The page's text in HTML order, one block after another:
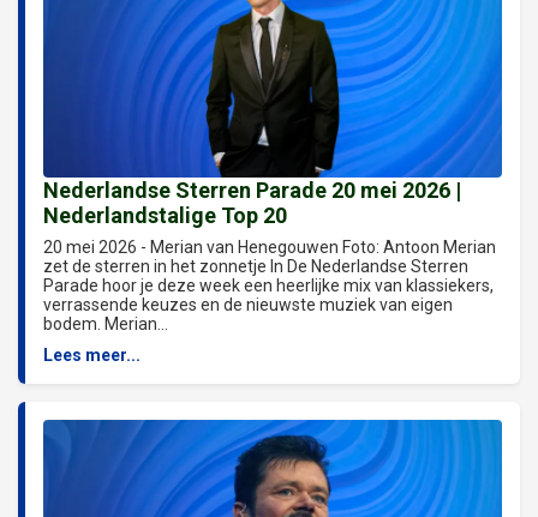
Nederlandse Sterren Parade 20 mei 2026 |
Nederlandstalige Top 20
20 mei 2026 - Merian van Henegouwen Foto: Antoon Merian
zet de sterren in het zonnetje In De Nederlandse Sterren
Parade hoor je deze week een heerlijke mix van klassiekers,
verrassende keuzes en de nieuwste muziek van eigen
bodem. Merian...
Lees meer...